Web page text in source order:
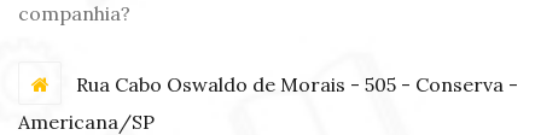
companhia?
Rua Cabo Oswaldo de Morais - 505 - Conserva -
Americana/SP